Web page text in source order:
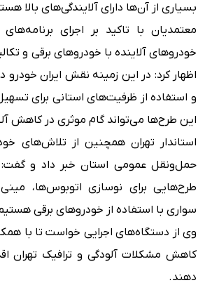
بسیاری از آن‌ها دارای آلایندگی‌های بالا
معتمدیان با تاکید بر اجرای
خودروهای آلاینده با خودروهای برقی و
اظهار کرد: در این زمینه نقش ایران
و استفاده از ظرفیت‌های استانی برای
این طرح‌ها می‌تواند گام موثری در کاهش
استاندار تهران همچنین از تلاش‌های
حمل‌و‌نقل عمومی استان خبر داد و گفت:
طرح‌هایی برای نوسازی اتوبوس‌ها،
سواری با استفاده از خودروهای برقی
وی از دستگاه‌های اجرایی خواست تا با
کاهش مشکلات آلودگی و ترافیک تهران
دهند.